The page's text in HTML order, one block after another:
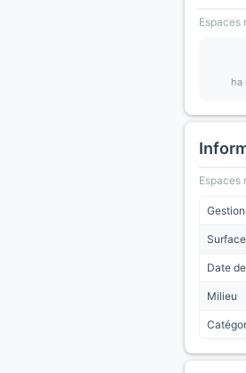
Espaces
ha
Espaces
Surface
Date
Milieu